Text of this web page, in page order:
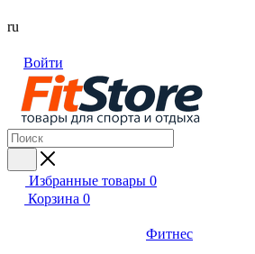
ru
Войти
Избранные товары 0
Корзина 0
Фитнес